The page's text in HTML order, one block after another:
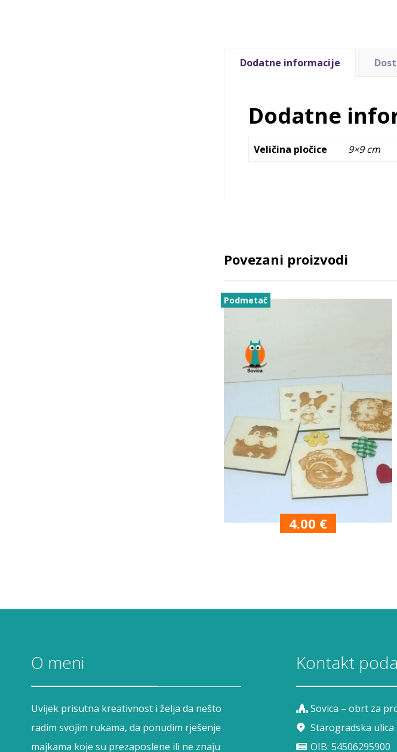
Dodatne informacije
Dodatne
Veličina pločice 9×9 cm
Povezani proizvodi
Podmetač
4.00 €
O meni
Uvijek prisutna kreativnost i želja da nešto
radim svojim rukama, da ponudim rješenje
majkama koje su prezaposlene ili ne znaju
Kontakt
Sovica – obrt za
Starogradska ulica
OIB: 54506295900